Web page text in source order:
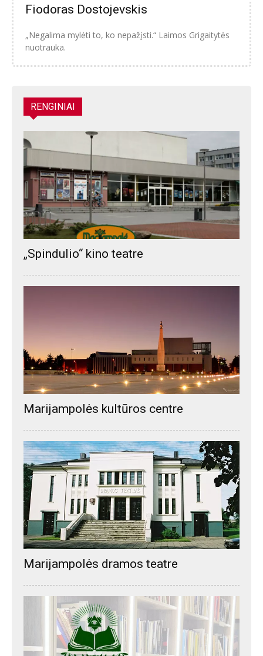
Fiodoras Dostojevskis
„Negalima mylėti to, ko nepažįsti.“ Laimos Grigaitytės
nuotrauka.
RENGINIAI
„Spindulio“ kino teatre
Marijampolės kultūros centre
Marijampolės dramos teatre